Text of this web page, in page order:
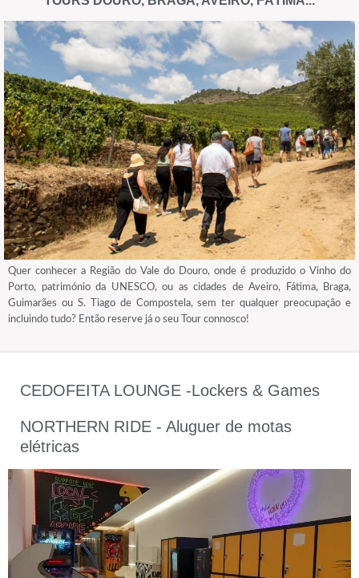
Quer conhecer a Região do Vale do Douro, onde é produzido o Vinho do
Porto, património da UNESCO, ou as cidades de Aveiro, Fátima, Braga,
Guimarães ou S. Tiago de Compostela, sem ter qualquer preocupação e
incluindo tudo? Então reserve já o seu Tour connosco!
CEDOFEITA LOUNGE -Lockers & Games
NORTHERN RIDE - Aluguer de motas
elétricas